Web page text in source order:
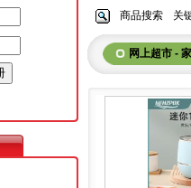
商品搜索 关
网上超市 -